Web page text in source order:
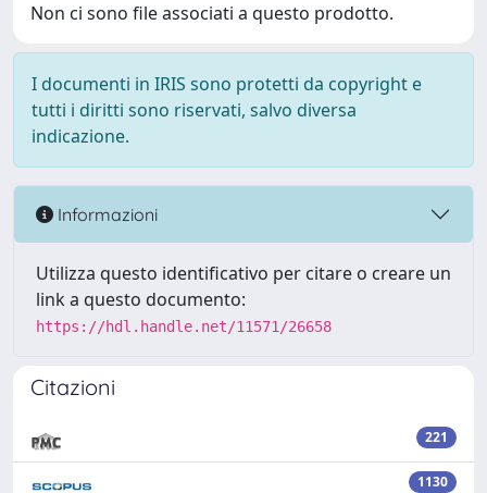
Non ci sono file associati a questo prodotto.
I documenti in IRIS sono protetti da copyright e
tutti i diritti sono riservati, salvo diversa
indicazione.
Informazioni
Utilizza questo identificativo per citare o creare un
link a questo documento:
https://hdl.handle.net/11571/26658
Citazioni
221
1130